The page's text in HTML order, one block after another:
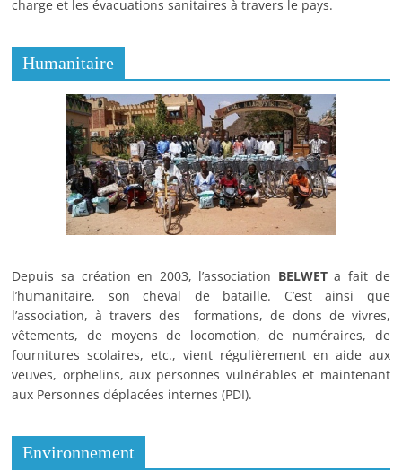
charge et les évacuations sanitaires à travers le pays.
Humanitaire
Depuis sa création en 2003, l’association BELWETa fait de
l’humanitaire, son cheval de bataille. C’est ainsi que
l’association, à travers des formations, de dons de vivres,
vêtements, de moyens de locomotion, de numéraires, de
fournitures scolaires, etc., vient régulièrement en aide aux
veuves, orphelins, aux personnes vulnérables et maintenant
aux Personnes déplacées internes (PDI).
Environnement